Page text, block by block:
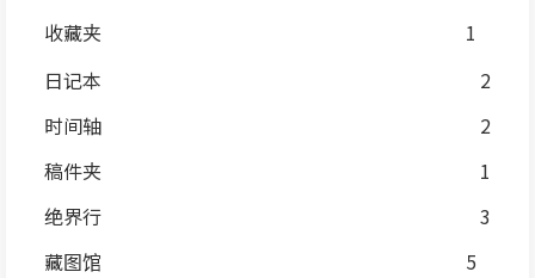
收藏夹
1
日记本
2
时间轴
2
稿件夹
1
绝界行
3
藏图馆
5